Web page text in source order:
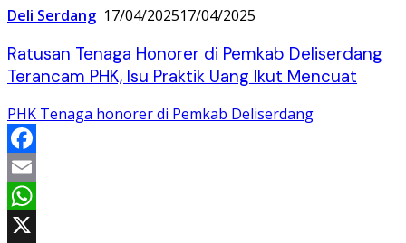
Deli Serdang 17/04/202517/04/2025
Ratusan Tenaga Honorer di Pemkab Deliserdang
Terancam PHK, Isu Praktik Uang Ikut Mencuat
PHK Tenaga honorer di Pemkab Deliserdang
Facebook
Email
WhatsApp